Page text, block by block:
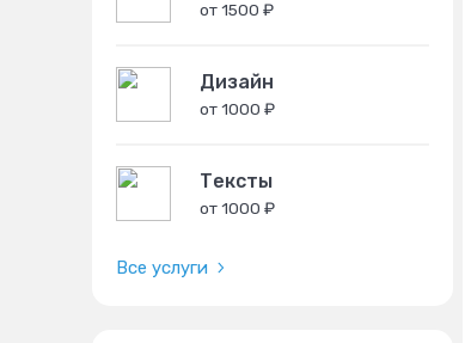
от 1500 ₽
Дизайн
от 1000 ₽
Тексты
от 1000 ₽
Все услуги